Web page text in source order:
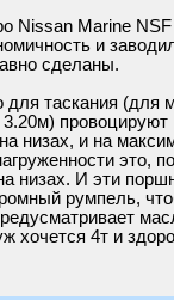
Nissan Marine
и
сделаны.
для таскания
3.20м)
низах, и на
низах. И эти
румпель,
4т и